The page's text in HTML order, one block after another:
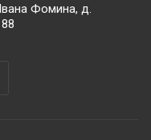
Фомина, д.